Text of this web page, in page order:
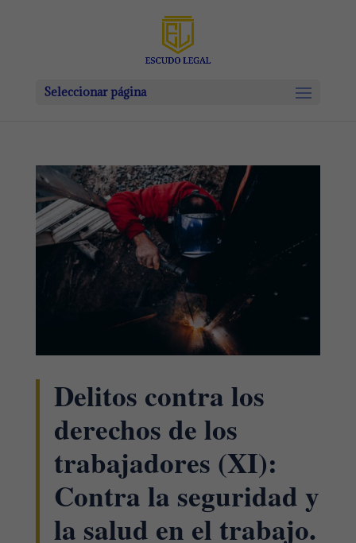
Seleccionar página
Delitos contra los
derechos de los
trabajadores (XI):
Contra la seguridad y
la salud en el trabajo.